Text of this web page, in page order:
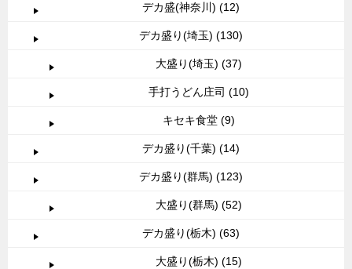
デカ盛(神奈川) (12)
デカ盛り(埼玉) (130)
大盛り(埼玉) (37)
手打うどん庄司 (10)
キセキ食堂 (9)
デカ盛り(千葉) (14)
デカ盛り(群馬) (123)
大盛り(群馬) (52)
デカ盛り(栃木) (63)
大盛り(栃木) (15)